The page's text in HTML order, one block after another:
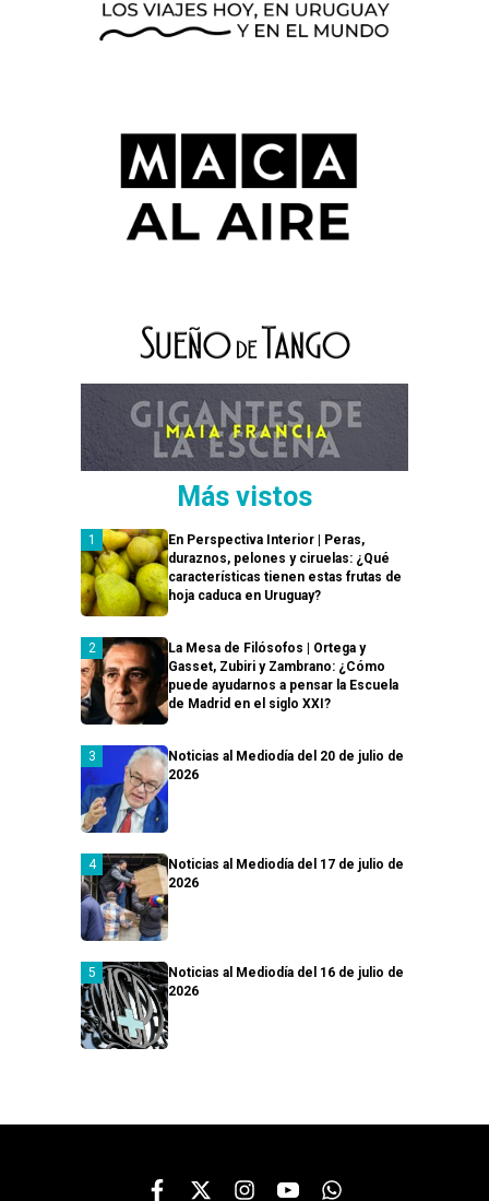
Más vistos
En Perspectiva Interior | Peras,
duraznos, pelones y ciruelas: ¿Qué
características tienen estas frutas de
hoja caduca en Uruguay?
La Mesa de Filósofos | Ortega y
Gasset, Zubiri y Zambrano: ¿Cómo
puede ayudarnos a pensar la Escuela
de Madrid en el siglo XXI?
Noticias al Mediodía del 20 de julio de
2026
Noticias al Mediodía del 17 de julio de
2026
Noticias al Mediodía del 16 de julio de
2026